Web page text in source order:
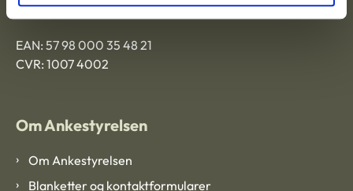
EAN: 57 98 000 35 48 21
CVR: 1007 4002
Om Ankestyrelsen
Om Ankestyrelsen
Blanketter og kontaktformularer